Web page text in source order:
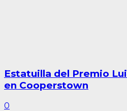
Estatuilla del Premio
en Cooperstown
0